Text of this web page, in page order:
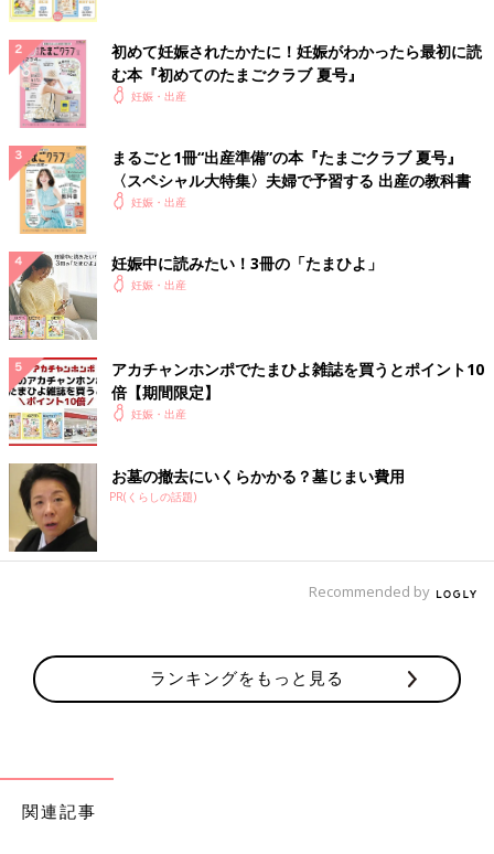
なり、薄かったおなかがボーボーと生えてきて不思議（笑）」
「脚と腕は薄くなったけど、その反動なのかおなかと陰部がふさ
ふさに。そんなとこは生えてなかったでしょ！という部分まで植
林されています。」
と、上半身がふさふさで、足と腕は薄くなったという方もいれば
「夫からクマみたいと言われるほど濃くなりました」
「獣レベルです」
と、全身の産毛が濃くなったという方もいれば
「夫とお風呂に入ったら『背中の毛が濃くなっている！』と、感
動されました」
「膝上の腿とか、手首の上部とか、なんでそこ？という、よくわ
からない部分の毛が濃くなりました」
などなど。そしてこんな悲痛な声も。
「独身時代に相当なお金をかけて全身脱毛してツルツルにしたの
の子がと濃くなるって本当？」などの疑問も寄せられました。ベ
テラン助産師の浜脇文子先生に聞きました。
いきます
初めて妊娠されたかたに！妊娠がわかったら最初に読
む本『初めてのたまごクラブ 夏号』
妊娠・出産
まるごと1冊“出産準備”の本『たまごクラブ 夏号』
〈スペシャル大特集〉夫婦で予習する 出産の教科書
妊娠・出産
妊娠中に読みたい！3冊の「たまひよ」
妊娠・出産
アカチャンホンポでたまひよ雑誌を買うとポイント10
倍【期間限定】
妊娠・出産
お墓の撤去にいくらかかる？墓じまい費用
PR(くらしの話題)
Recommended by
ランキングをもっと見る
関連記事